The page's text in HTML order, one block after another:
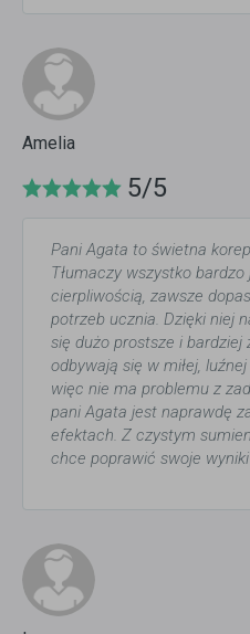
Amelia
5/5
Pani Agata to świetna
Tłumaczy wszystko
cierpliwością, zawsze
potrzeb ucznia. Dzięki niej
się dużo prostsze i bardziej
odbywają się w miłej,
więc nie ma problemu z
pani Agata jest naprawdę
efektach. Z czystym
chce poprawić swoje